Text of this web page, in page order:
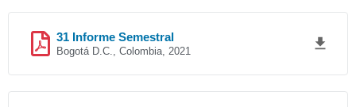
31 Informe Semestral
Bogotá D.C., Colombia, 2021